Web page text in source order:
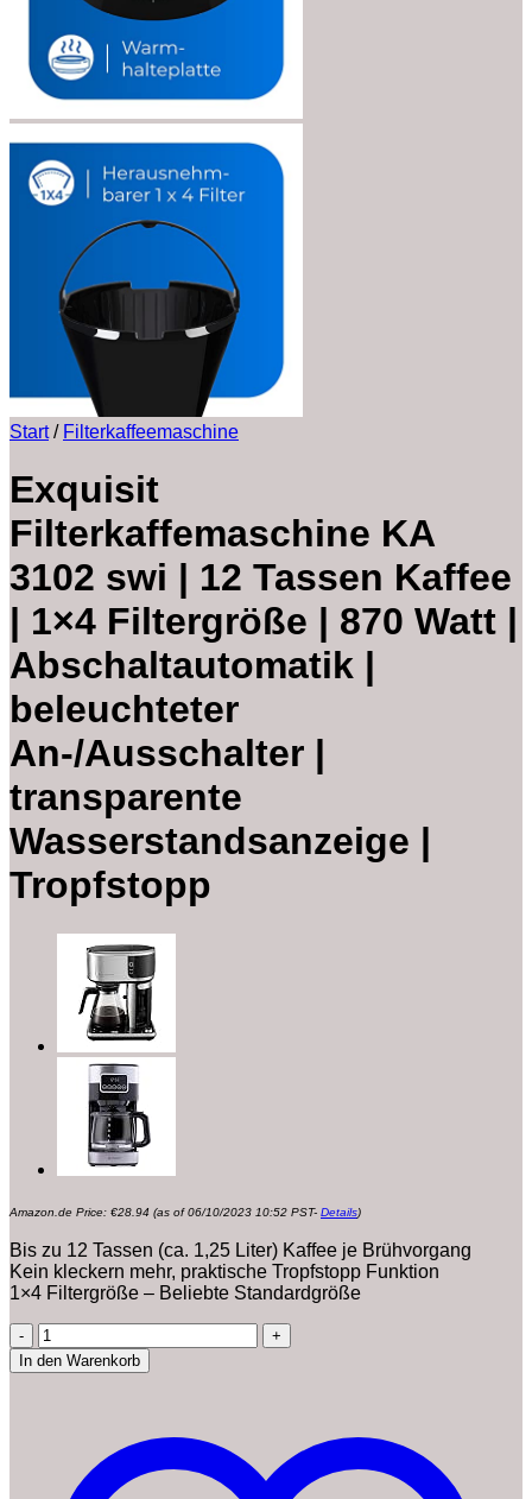
Start / Filterkaffeemaschine
Exquisit
Filterkaffemaschine KA
3102 swi | 12 Tassen Kaffee
| 1×4 Filtergröße | 870 Watt |
Abschaltautomatik |
beleuchteter
An-/Ausschalter |
transparente
Wasserstandsanzeige |
Tropfstopp
Amazon.de Price: €28.94 (as of 06/10/2023 10:52 PST- Details)
Bis zu 12 Tassen (ca. 1,25 Liter) Kaffee je Brühvorgang
Kein kleckern mehr, praktische Tropfstopp Funktion
1×4 Filtergröße – Beliebte Standardgröße
Exquisit
Filterkaffemaschine
KA
Tassen
In den Warenkorb